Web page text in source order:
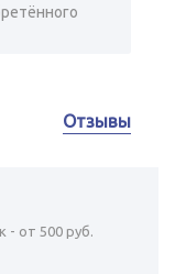
Отзывы
- от 500 руб.